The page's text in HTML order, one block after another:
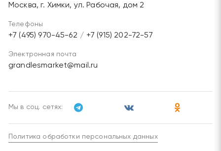
Москва, г. Химки, ул. Рабочая, дом 2
Телефоны
+7 (495) 970-45-62 / +7 (915) 202-72-57
Электронная почта
grandlesmarket@mail.ru
Политика обработки персональных данных
Мы в соц. сетях: